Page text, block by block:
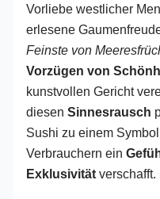
Vorliebe westlicher
erlesene
Feinste von
Vorzügen von
kunstvollen Gericht
diesenSinnesrausch
Sushi zu einem
Verbrauchern ein
Exklusivität verschafft.